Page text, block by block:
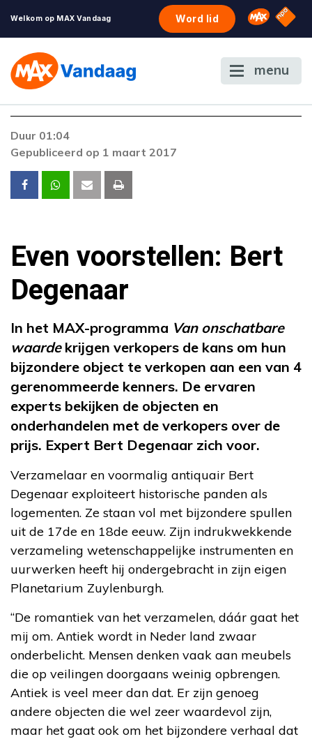
Welkom op MAX Vandaag Word lid Omroep
NPO
menu
Duur 01:04
Gepubliceerd op 1 maart 2017
Even voorstellen: Bert
Degenaar
In het MAX-programma Van onschatbare
waardekrijgen verkopers de kans om hun
bijzondere object te verkopen aan een van 4
gerenommeerde kenners. De ervaren
experts bekijken de objecten en
onderhandelen met de verkopers over de
prijs. Expert Bert Degenaar zich voor.
Verzamelaar en voormalig antiquair Bert
Degenaar exploiteert historische panden als
logementen. Ze staan vol met bijzondere spullen
uit de 17de en 18de eeuw. Zijn indrukwekkende
verzameling wetenschappelijke instrumenten en
uurwerken heeft hij ondergebracht in zijn eigen
Planetarium Zuylenburgh.
“De romantiek van het verzamelen, dáár gaat het
mij om. Antiek wordt in Neder land zwaar
onderbelicht. Mensen denken vaak aan meubels
die op veilingen doorgaans weinig opbrengen.
Antiek is veel meer dan dat. Er zijn genoeg
andere objecten die wel zeer waardevol zijn,
maar het gaat ook om het bijzondere verhaal dat